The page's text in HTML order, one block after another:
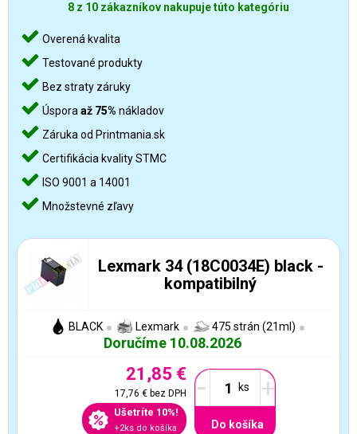
8 z 10 zákazníkov nakupuje túto kategóriu
Overená kvalita
Testované produkty
Bez straty záruky
Úspora až 75% nákladov
Záruka od Printmania.sk
Certifikácia kvality STMC
ISO 9001 a 14001
Množstevné zľavy
Lexmark 34 (18C0034E) black -
kompatibilný
BLACK Lexmark 475 strán (21ml)
Doručíme 10.08.2026
21,85 €
17,76 €bez DPH
Ušetríte 10%!
+2ks do košíka
- +
Do košíka